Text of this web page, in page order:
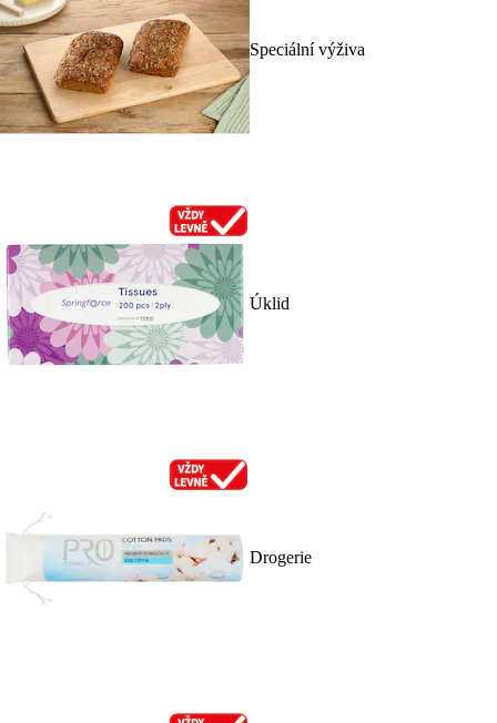
Speciální výživa
Úklid
Drogerie